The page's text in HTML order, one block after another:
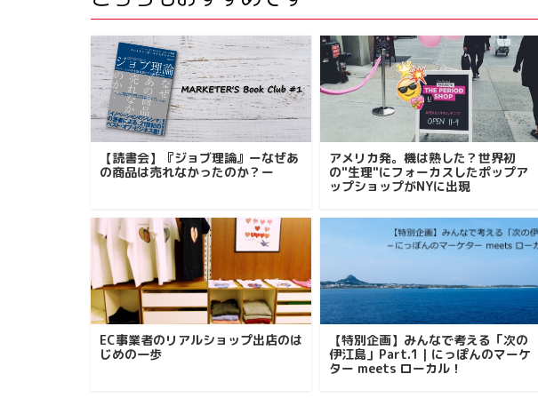
【読書会】『ジョブ理論』ーなぜあ
の商品は売れなかったのか？ー
アメリカ発。機は熟した？世界初
の"生理"にフォーカスしたポップア
ップショップがNYに出現
EC事業者のリアルショップ出店のは
じめの一歩
【特別企画】みんなで考える「次の
伊江島」Part.1｜にっぽんのマーケ
ター meets ローカル！